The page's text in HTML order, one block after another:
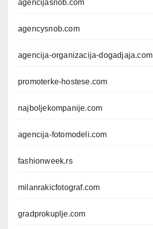
agencijasnob.com
agencysnob.com
agencija-organizacija-dogadjaja.com
promoterke-hostese.com
najboljekompanije.com
agencija-fotomodeli.com
fashionweek.rs
milanrakicfotograf.com
gradprokuplje.com